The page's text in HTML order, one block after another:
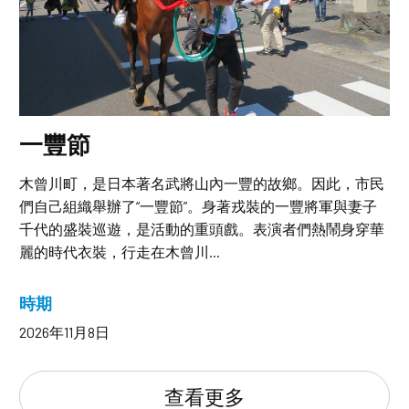
一豐節
木曾川町，是日本著名武將山內一豐的故鄉。因此，市民
們自己組織舉辦了“一豐節”。身著戎裝的一豐將軍與妻子
千代的盛裝巡遊，是活動的重頭戲。表演者們熱鬧身穿華
麗的時代衣裝，行走在木曾川...
時期
2026年11月8日
查看更多